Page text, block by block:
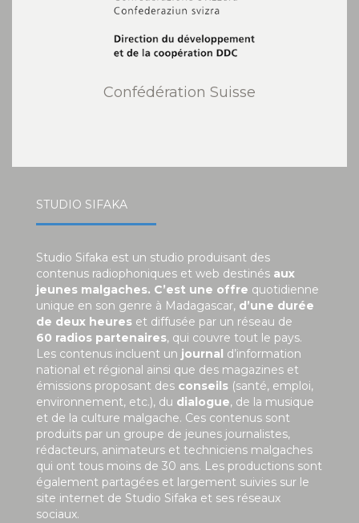
Confédération Suisse
STUDIO SIFAKA
Studio Sifaka est un studio produisant des
contenus radiophoniques et web destinés aux
jeunes malgaches. C’est une offre quotidienne
unique en son genre à Madagascar, d’une durée
de deux heures et diffusée par un réseau de
60 radios partenaires, qui couvre tout le pays.
Les contenus incluent un journal d’information
national et régional ainsi que des magazines et
émissions proposant des conseils (santé, emploi,
environnement, etc.), du dialogue, de la musique
et de la culture malgache. Ces contenus sont
produits par un groupe de jeunes journalistes,
rédacteurs, animateurs et techniciens malgaches
qui ont tous moins de 30 ans. Les productions sont
également partagées et largement suivies sur le
site internet de Studio Sifaka et ses réseaux
sociaux.